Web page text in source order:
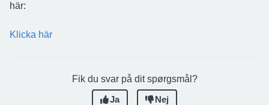
här:
Klicka här
Fik du svar på dit spørgsmål?
Ja
Nej